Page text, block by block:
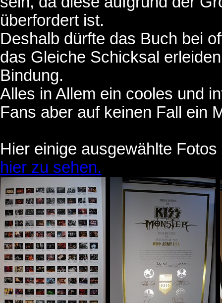
überfordert ist.
Deshalb dürfte das Buch bei
das Gleiche Schicksal
Bindung.
Alles in Allem ein cooles und
Fans aber auf keinen Fall ein
Hier einige ausgewählte
hier zu sehen.